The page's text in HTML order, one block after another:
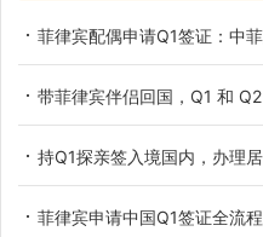
菲律宾配偶申请Q1签证：中
带菲律宾伴侣回国，Q1 和
持Q1探亲签入境国内，办理
菲律宾申请中国Q1签证全流程攻略